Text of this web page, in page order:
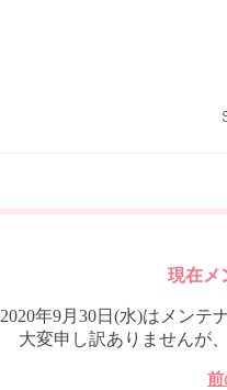
現在メ
2020年9月30日(水)はメンテ
大変申し訳ありませんが
前